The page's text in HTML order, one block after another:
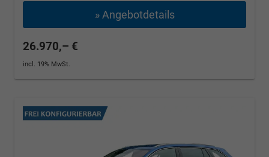
» Angebotdetails
26.970,– €
incl. 19% MwSt.